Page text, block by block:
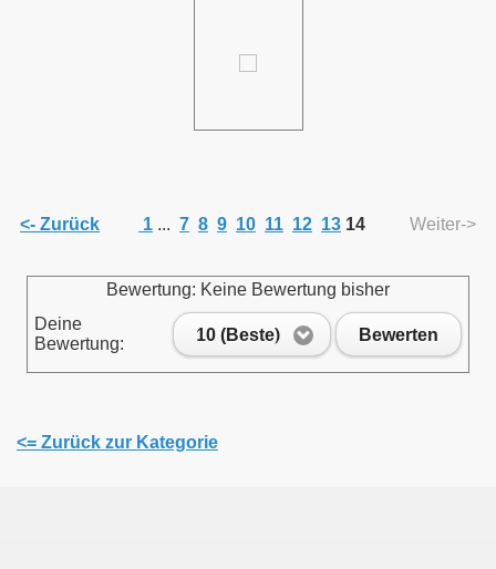
<- Zurück 1 ... 7 8 9 10 11 12 13 14 Weiter->
Bewertung: Keine Bewertung bisher
Deine
Bewertung:
10 (Beste) Bewerten
<= Zurück zur Kategorie